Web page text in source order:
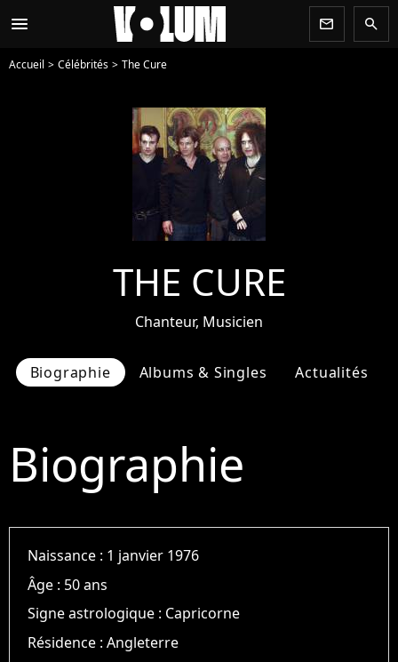
menu newsletter search
Accueil Célébrités The Cure
THE CURE
Chanteur, Musicien
Biographie Albums & Singles Actualités
Biographie
Naissance : 1 janvier 1976
Âge : 50 ans
Signe astrologique : Capricorne
Résidence :Angleterre